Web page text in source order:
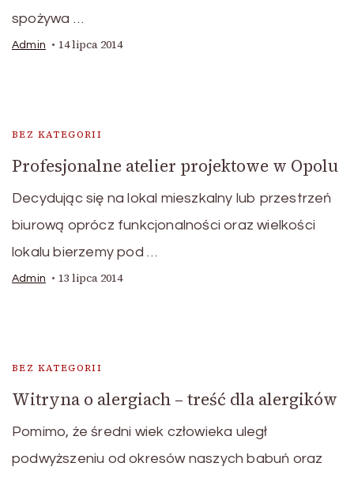
spożywa …
Admin 14 lipca 2014
BEZ KATEGORII
Profesjonalne atelier projektowe w Opolu
Decydując się na lokal mieszkalny lub przestrzeń
biurową oprócz funkcjonalności oraz wielkości
lokalu bierzemy pod …
Admin 13 lipca 2014
BEZ KATEGORII
Witryna o alergiach – treść dla alergików
Pomimo, że średni wiek człowieka uległ
podwyższeniu od okresów naszych babuń oraz